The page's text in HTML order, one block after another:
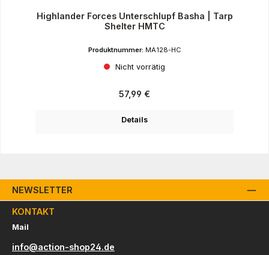
Highlander Forces Unterschlupf Basha | Tarp
Shelter HMTC
Produktnummer: MA128-HC
Nicht vorrätig
Regulärer Preis:
57,99 €
Details
NEWSLETTER
KONTAKT
Mail
info@action-shop24.de